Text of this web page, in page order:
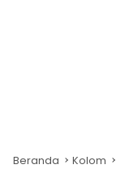
Beranda Kolom